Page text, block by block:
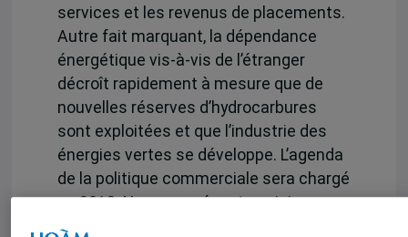
services et les revenus de placements.
Autre fait marquant, la dépendance
énergétique vis-à-vis de l’étranger
décroît rapidement à mesure que de
nouvelles réserves d’hydrocarbures
sont exploitées et que l’industrie des
énergies vertes se développe. L’agenda
de la politique commerciale sera chargé
en 2013. Nous en présentons ici
quelques éléments. Au niveau des